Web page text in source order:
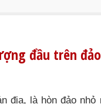
đầu trên
địa, là hòn đảo nhỏ